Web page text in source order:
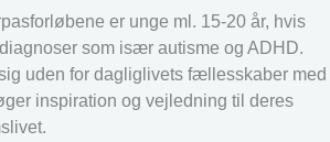
er unge ml. 15-20 år, hvis
som især autisme og ADHD.
uden for dagliglivets fællesskaber med
inspiration og vejledning til deres